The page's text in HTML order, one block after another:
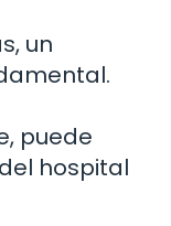
un
puede
hospital